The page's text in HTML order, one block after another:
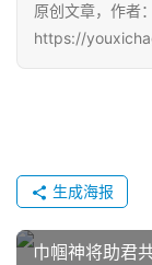
2
原创文章，作者
https://
生成海报
巾帼神将助君